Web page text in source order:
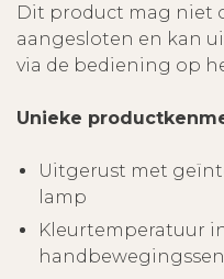
Dit product mag niet
aangesloten en kan
via de bediening op
Unieke
Uitgerust met
lamp
Kleurtemperatuur